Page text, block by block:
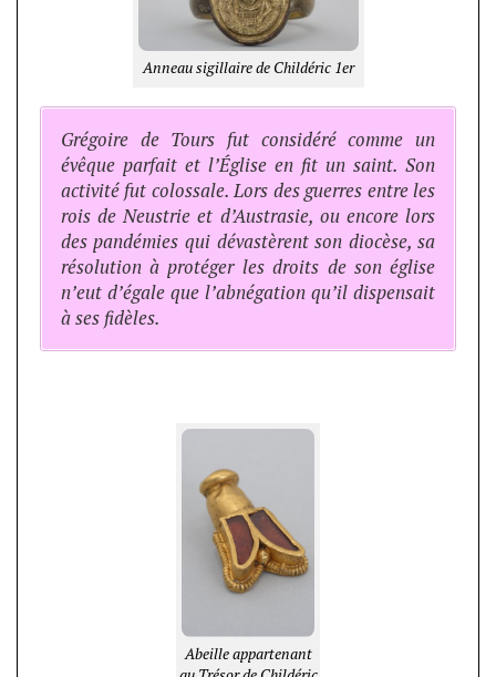
Anneau sigillaire de Childéric 1er
Grégoire de Tours fut considéré comme un
évêque parfait et l’Église en fit un saint. Son
activité fut colossale. Lors des guerres entre les
rois de Neustrie et d’Austrasie, ou encore lors
des pandémies qui dévastèrent son diocèse, sa
résolution à protéger les droits de son église
n’eut d’égale que l’abnégation qu’il dispensait
à ses fidèles.
Abeille appartenant